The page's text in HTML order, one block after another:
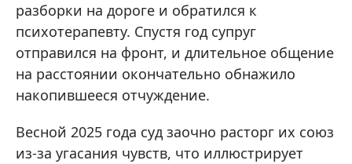
разборки на дороге и обратился к
психотерапевту. Спустя год супруг
отправился на фронт, и длительное общение
на расстоянии окончательно обнажило
накопившееся отчуждение.
Весной 2025 года суд заочно расторг их союз
из-за угасания чувств, что иллюстрирует